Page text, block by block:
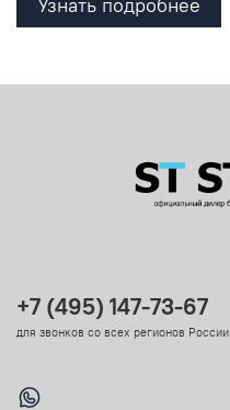
+7 (495) 147-73-67
для звонков со всех регионов России